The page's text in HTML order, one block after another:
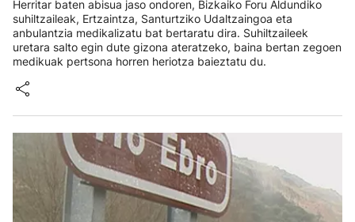
Herritar baten abisua jaso ondoren, Bizkaiko Foru Aldundiko
suhiltzaileak, Ertzaintza, Santurtziko Udaltzaingoa eta
anbulantzia medikalizatu bat bertaratu dira. Suhiltzaileek
uretara salto egin dute gizona ateratzeko, baina bertan zegoen
medikuak pertsona horren heriotza baieztatu du.